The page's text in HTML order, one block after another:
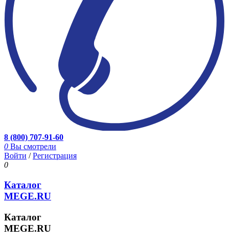
8 (800) 707-91-60
0 Вы смотрели
Войти /Регистрация
0
Каталог
MEGE.RU
Каталог
MEGE.RU